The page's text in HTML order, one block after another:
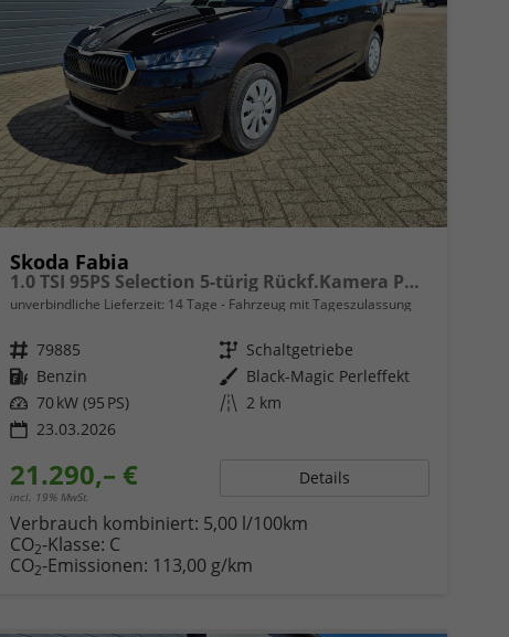
Skoda Fabia
1.0 TSI 95PS Selection 5-türig Rückf.Kamera Parksensoren Sitzheizung Multifunktionslenkrad Klima Skoda-Radio Bluetooth Touchscreen Tempomat Nebelsch. Apple CarPlay + Android Auto
unverbindliche Lieferzeit: 14 Tage Fahrzeug mit Tageszulassung
Fahrzeugnr. 79885 Getriebe Schaltgetriebe
Kraftstoff Benzin Außenfarbe Black-Magic Perleffekt
Leistung 70 kW (95 PS) Kilometerstand 2 km
23.03.2026
21.290,– €
incl. 19% MwSt.
Details
Verbrauch kombiniert: 5,00 l/100km
CO2-Klasse: C
CO2-Emissionen: 113,00 g/km